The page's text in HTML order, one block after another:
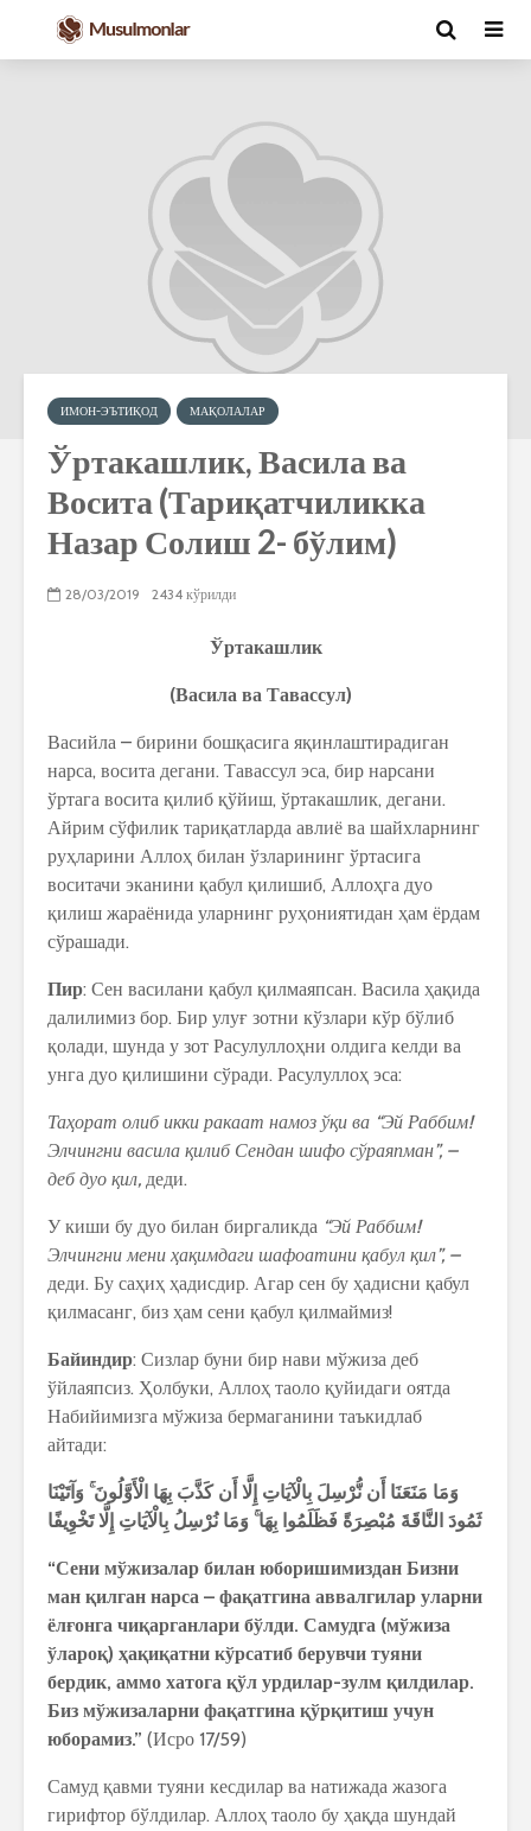
ИМОН-ЭЪТИҚОД МАҚОЛАЛАР
Ўртакашлик, Васила ва
Восита (Тариқатчиликка
Назар Солиш 2- бўлим)
28/03/2019 2434 кўрилди
Ўртакашлик
(Васила ва Тавассул)
Васийла – бирини бошқасига яқинлаштирадиган
нарса, восита дегани. Тавассул эса, бир нарсани
ўртага восита қилиб қўйиш, ўртакашлик, дегани.
Айрим сўфилик тариқатларда авлиё ва шайхларнинг
руҳларини Аллоҳ билан ўзларининг ўртасига
воситачи эканини қабул қилишиб, Аллоҳга дуо
қилиш жараёнида уларнинг руҳониятидан ҳам ёрдам
сўрашади.
Пир: Сен василани қабул қилмаяпсан. Васила ҳақида
далилимиз бор. Бир улуғ зотни кўзлари кўр бўлиб
қолади, шунда у зот Расулуллоҳни олдига келди ва
унга дуо қилишини сўради. Расулуллоҳ эса:
Таҳорат олиб икки ракаат намоз ўқи ва “Эй Раббим!
Элчингни васила қилиб Сендан шифо сўраяпман”, –
деб дуо қил, деди.
У киши бу дуо билан биргаликда “Эй Раббим!
Элчингни мени ҳақимдаги шафоатини қабул қил”, –
деди. Бу саҳиҳ ҳадисдир. Агар сен бу ҳадисни қабул
қилмасанг, биз ҳам сени қабул қилмаймиз!
Байиндир: Сизлар буни бир нави мўжиза деб
ўйлаяпсиз. Ҳолбуки, Аллоҳ таоло қуйидаги оятда
Набийимизга мўжиза бермаганини таъкидлаб
айтади:
وَمَا مَنَعَنَا أَن نُّرْسِلَ بِالْآيَاتِ إِلَّا أَن كَذَّبَ بِهَا الْأَوَّلُونَ وَآتَيْنَا
ثَمُودَ النَّاقَةَ مُبْصِرَةً فَظَلَمُوا بِهَا وَمَا نُرْسِلُ بِالْآيَاتِ إِلَّا تَخْوِيفًا
“Сени мўжизалар билан юборишимиздан Бизни
ман қилган нарса – фақатгина аввалгилар уларни
ёлғонга чиқарганлари бўлди. Самудга (мўжиза
ўлароқ) ҳақиқатни кўрсатиб берувчи туяни
бердик, аммо хатога қўл урдилар-зулм қилдилар.
Биз мўжизаларни фақатгина қўрқитиш учун
юборамиз.” (Исро 17/59)
Самуд қавми туяни кесдилар ва натижада жазога
гирифтор бўлдилар. Аллоҳ таоло бу ҳақда шундай